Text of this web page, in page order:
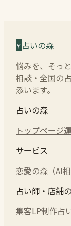
占いの森
悩みを、そっ
相談・全国の
添います。
占いの森
トップページ
サービス
恋愛の森（AI相
占い師・店舗
集客LP制作占